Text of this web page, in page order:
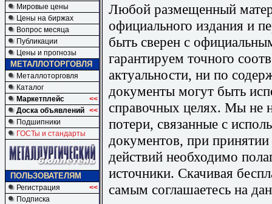
Мировые цены
Цены на биржах
Вопрос месяца
Публикации
Цены и прогнозы
МЕТАЛЛОТОРГОВЛЯ
Металлоторговля
Каталог
Маркетплейс
<<
Доска объявлений <<
Подшипники
ГОСТы и стандарты
ПОЛЬЗОВАТЕЛЯМ
Регистрация
<<
Подписка
Любой размещенный
официального издания и
быть сверен с
гарантируем точного
актуальности, ни по
документы могут быть
справочных целях. Мы не
потери, связанные с
документов, при
действий необходимо
источники. Скачивая
самым соглашаетесь на